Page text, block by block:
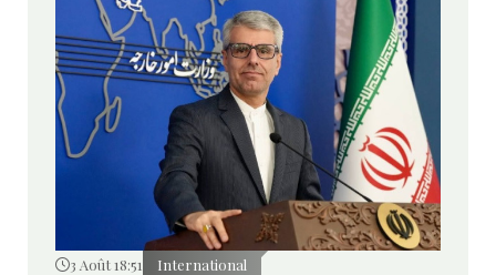
3 Août 18:51 International